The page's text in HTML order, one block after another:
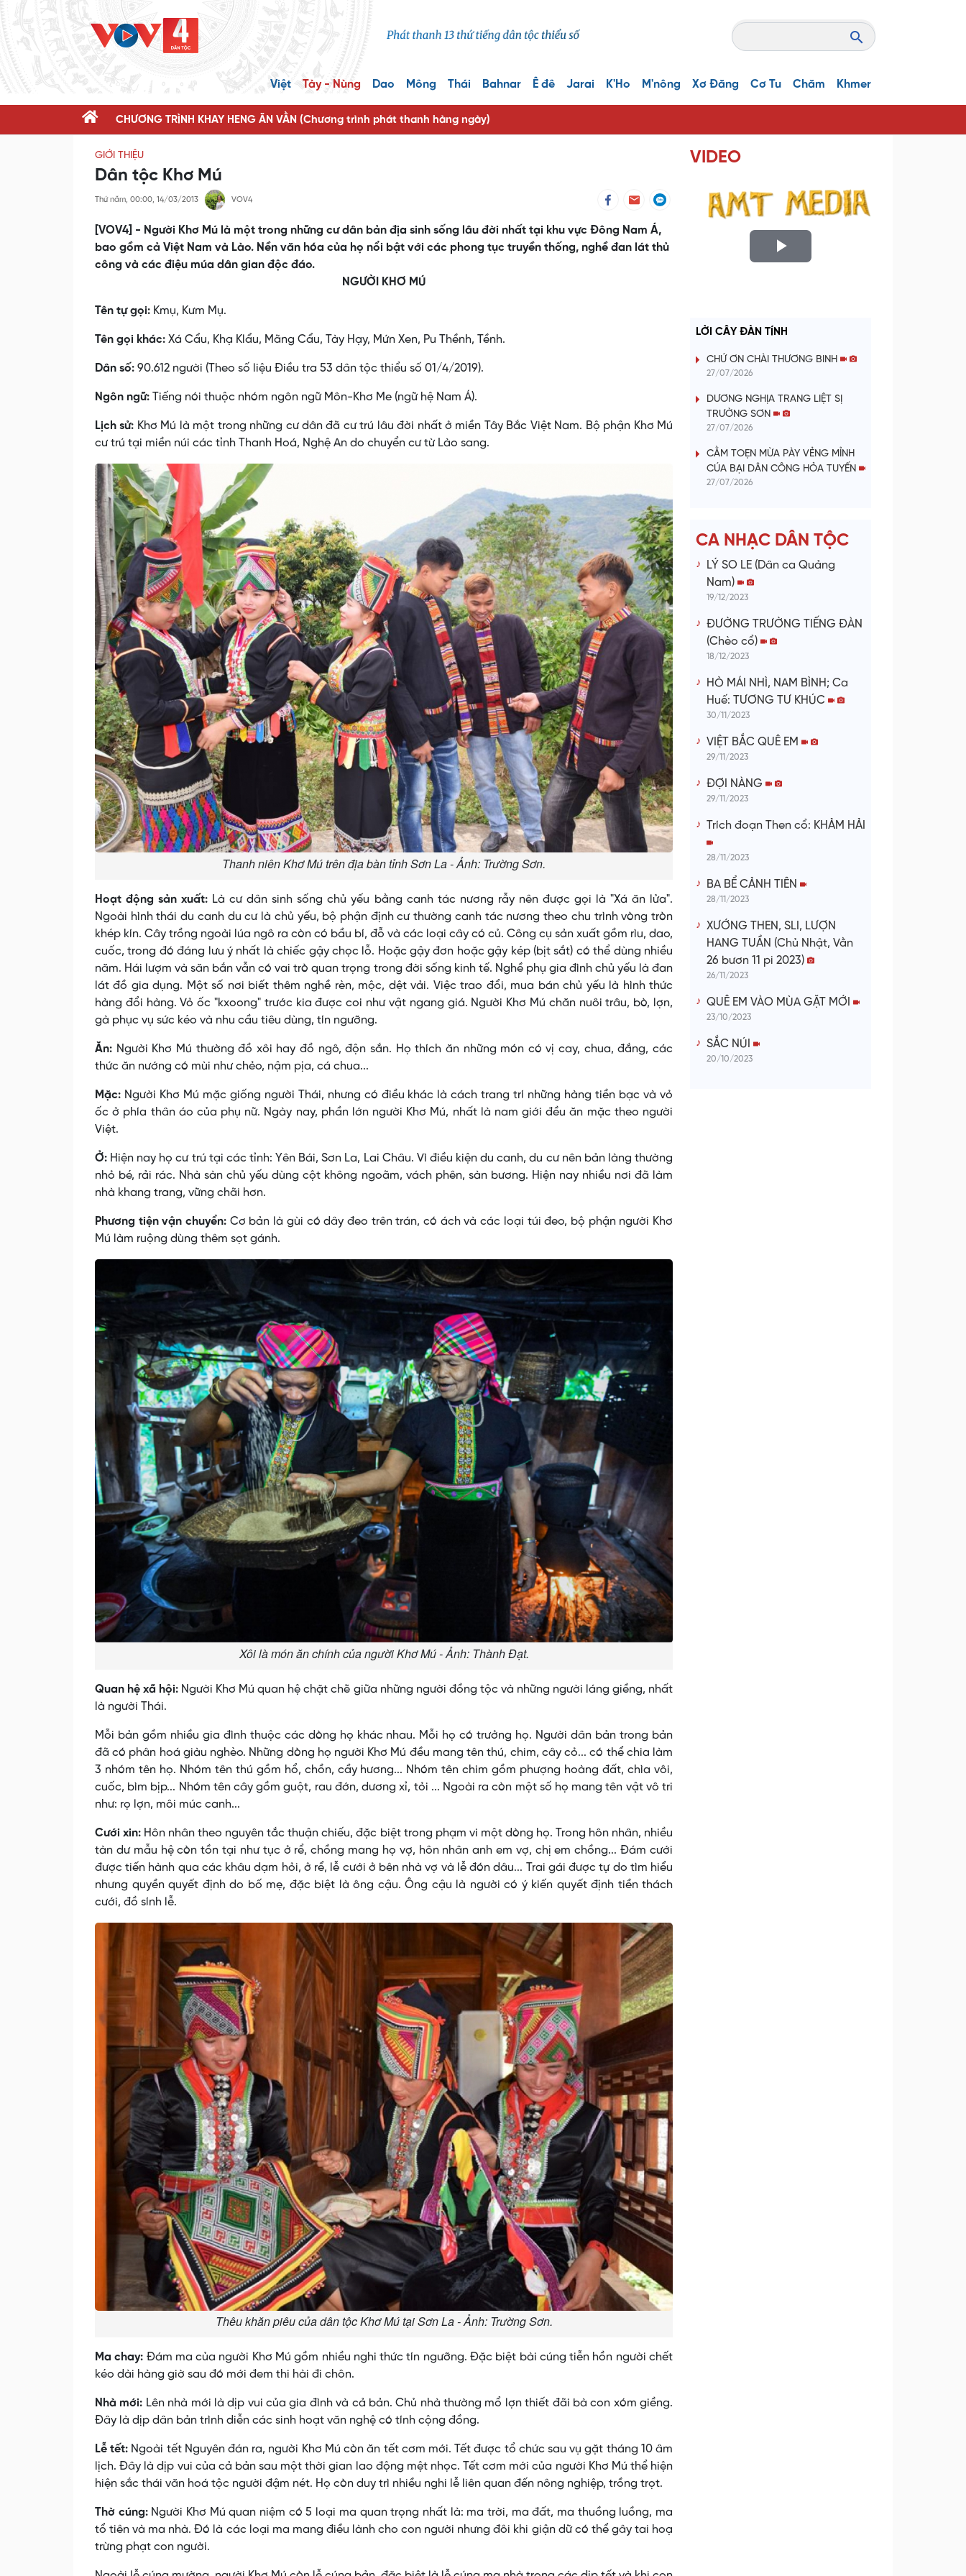
Việt Tày - Nùng Dao Mông Thái Bahnar Ê đê Jarai K'Ho M'nông Xơ Đăng Cơ Tu Chăm Khmer
CHƯƠNG TRÌNH KHAY HENG ĂN VẰN (Chương trình phát thanh hàng ngày)
GIỚI THIỆU
Dân tộc Khơ Mú
Thứ năm, 00:00, 14/03/2013 VOV4
[VOV4] - Người Khơ Mú là một trong những cư dân bản địa sinh sống lâu đời nhất tại khu vực Đông Nam Á,
bao gồm cả Việt Nam và Lào. Nền văn hóa của họ nổi bật với các phong tục truyền thống, nghề đan lát thủ
công và các điệu múa dân gian độc đáo.
NGƯỜI KHƠ MÚ
Tên tự gọi: Kmụ, Kưm Mụ.
Tên gọi khác: Xá Cẩu, Khạ Klẩu, Mãng Cẩu, Tày Hạy, Mứn Xen, Pu Thềnh, Tềnh.
Dân số: 90.612 người (Theo số liệu Điều tra 53 dân tộc thiểu số 01/4/2019).
Ngôn ngữ: Tiếng nói thuộc nhóm ngôn ngữ Môn-Khơ Me (ngữ hệ Nam Á).
Lịch sử: Khơ Mú là một trong những cư dân đã cư trú lâu đời nhất ở miền Tây Bắc Việt Nam. Bộ phận Khơ Mú
cư trú tại miền núi các tỉnh Thanh Hoá, Nghệ An do chuyển cư từ Lào sang.
Thanh niên Khơ Mú trên địa bàn tỉnh Sơn La - Ảnh: Trường Sơn.
Hoạt động sản xuất: Là cư dân sinh sống chủ yếu bằng canh tác nương rẫy nên được gọi là "Xá ăn lửa".
Ngoài hình thái du canh du cư là chủ yếu, bộ phận định cư thường canh tác nương theo chu trình vòng tròn
khép kín. Cây trồng ngoài lúa ngô ra còn có bầu bí, đỗ và các loại cây có củ. Công cụ sản xuất gồm rìu, dao,
cuốc, trong đó đáng lưu ý nhất là chiếc gậy chọc lỗ. Hoặc gậy đơn hoặc gậy kép (bịt sắt) có thể dùng nhiều
năm. Hái lượm và săn bắn vẫn có vai trò quan trọng trong đời sống kinh tế. Nghề phụ gia đình chủ yếu là đan
lát đồ gia dụng. Một số nơi biết thêm nghề rèn, mộc, dệt vải. Việc trao đổi, mua bán chủ yếu là hình thức
hàng đổi hàng. Vỏ ốc "kxoong" trước kia được coi như vật ngang giá. Người Khơ Mú chăn nuôi trâu, bò, lợn,
gà phục vụ sức kéo và nhu cầu tiêu dùng, tín ngưỡng.
Ăn: Người Khơ Mú thường đồ xôi hay đồ ngô, độn sắn. Họ thích ăn những món có vị cay, chua, đắng, các
thức ăn nướng có mùi như chẻo, nậm pịa, cá chua...
Mặc: Người Khơ Mú mặc giống người Thái, nhưng có điều khác là cách trang trí những hàng tiền bạc và vỏ
ốc ở phía thân áo của phụ nữ. Ngày nay, phần lớn người Khơ Mú, nhất là nam giới đều ăn mặc theo người
Việt.
Ở: Hiện nay họ cư trú tại các tỉnh: Yên Bái, Sơn La, Lai Châu. Vì điều kiện du canh, du cư nên bản làng thường
nhỏ bé, rải rác. Nhà sàn chủ yếu dùng cột không ngoãm, vách phên, sàn bương. Hiện nay nhiều nơi đã làm
nhà khang trang, vững chãi hơn.
Phương tiện vận chuyển: Cơ bản là gùi có dây đeo trên trán, có ách và các loại túi đeo, bộ phận người Khơ
Mú làm ruộng dùng thêm sọt gánh.
Xôi là món ăn chính của người Khơ Mú - Ảnh: Thành Đạt.
Quan hệ xã hội: Người Khơ Mú quan hệ chặt chẽ giữa những người đồng tộc và những người láng giềng, nhất
là người Thái.
Mỗi bản gồm nhiều gia đình thuộc các dòng họ khác nhau. Mỗi họ có trưởng họ. Người dân bản trong bản
đã có phân hoá giàu nghèo. Những dòng họ người Khơ Mú đều mang tên thú, chim, cây cỏ... có thể chia làm
3 nhóm tên họ. Nhóm tên thú gồm hổ, chồn, cầy hương... Nhóm tên chim gồm phượng hoàng đất, chìa vôi,
cuốc, bìm bịp... Nhóm tên cây gồm guột, rau đớn, dương xỉ, tỏi ... Ngoài ra còn một số họ mang tên vật vô tri
như: rọ lợn, môi múc canh...
Cưới xin: Hôn nhân theo nguyên tắc thuận chiếu, đặc biệt trong phạm vi một dòng họ. Trong hôn nhân, nhiều
tàn dư mẫu hệ còn tồn tại như tục ở rể, chồng mang họ vợ, hôn nhân anh em vợ, chị em chồng... Ðám cưới
được tiến hành qua các khâu dạm hỏi, ở rể, lễ cưới ở bên nhà vợ và lễ đón dâu... Trai gái được tự do tìm hiểu
nhưng quyền quyết định do bố mẹ, đặc biệt là ông cậu. Ông cậu là người có ý kiến quyết định tiền thách
cưới, đồ sính lễ.
Thêu khăn piêu của dân tộc Khơ Mú tại Sơn La - Ảnh: Trường Sơn.
Ma chay: Ðám ma của người Khơ Mú gồm nhiều nghi thức tín ngưỡng. Ðặc biệt bài cúng tiễn hồn người chết
kéo dài hàng giờ sau đó mới đem thi hài đi chôn.
Nhà mới: Lên nhà mới là dịp vui của gia đình và cả bản. Chủ nhà thường mổ lợn thiết đãi bà con xóm giềng.
Ðây là dịp dân bản trình diễn các sinh hoạt văn nghệ có tính cộng đồng.
Lễ tết: Ngoài tết Nguyên đán ra, người Khơ Mú còn ăn tết cơm mới. Tết được tổ chức sau vụ gặt tháng 10 âm
lịch. Ðây là dịp vui của cả bản sau một thời gian lao động mệt nhọc. Tết cơm mới của người Khơ Mú thể hiện
hiện sắc thái văn hoá tộc người đậm nét. Họ còn duy trì nhiều nghi lễ liên quan đến nông nghiệp, trồng trọt.
Thờ cúng: Người Khơ Mú quan niệm có 5 loại ma quan trọng nhất là: ma trời, ma đất, ma thuồng luồng, ma
tổ tiên và ma nhà. Ðó là các loại ma mang điều lành cho con người nhưng đôi khi giận dữ có thể gây tai hoạ
trừng phạt con người.
VIDEO
P
a
y
V
i
d
LỜI CÂY ĐÀN TÍNH
CHỨ ƠN CHÀI THƯƠNG BINH
27/07/2026
DƯƠNG NGHỊA TRANG LIỆT SỊ
TRƯỜNG SƠN
27/07/2026
CẰM TOẸN MỪA PÀY VẺNG MỈNH
CÚA BẠI DÂN CÔNG HỎA TUYẾN
27/07/2026
CA NHẠC DÂN TỘC
LÝ SO LE (Dân ca Quảng
Nam)
19/12/2023
ĐƯỜNG TRƯỜNG TIẾNG ĐÀN
(Chèo cổ)
18/12/2023
HÒ MÁI NHÌ, NAM BÌNH; Ca
Huế: TƯƠNG TƯ KHÚC
30/11/2023
VIỆT BẮC QUÊ EM
29/11/2023
ĐỢI NÀNG
29/11/2023
Trích đoạn Then cổ: KHẢM HẢI
28/11/2023
BA BỂ CẢNH TIÊN
28/11/2023
XƯỚNG THEN, SLI, LƯỢN
HANG TUẦN (Chủ Nhật, Vằn
26 bươn 11 pi 2023)
26/11/2023
QUÊ EM VÀO MÙA GẶT MỚI
23/10/2023
SẮC NÚI
20/10/2023